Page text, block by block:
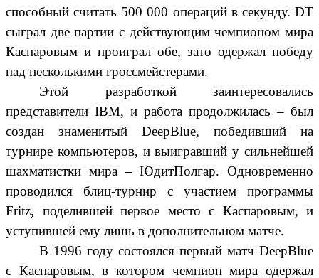
способный считать 500 000 операций в секунду. DT
сыграл две партии с действующим чемпионом мира
Каспаровым и проиграл обе, зато одержал победу
над несколькими гроссмейстерами.
Этой разработкой заинтересовались
представители IBM, и работа продолжилась – был
создан знаменитый DeepBlue, победивший на
турнире компьютеров, и выигравший у сильнейшей
шахматистки мира – ЮдитПолгар. Одновременно
проводился блиц-турнир с участием программы
Fritz, поделившей первое место с Каспаровым, и
уступившей ему лишь в дополнительном матче.
В 1996 году состоялся первый матч DeepBlue
с Каспаровым, в котором чемпион мира одержал